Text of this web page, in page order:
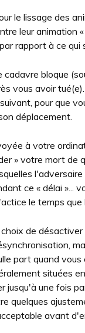
le lissage des
leur animation
rapport à ce qui
cadavre bloque
vous avoir
pour que
déplacement.
à votre
» votre mort de
ce « délai »...
le temps
de
part quand
situées
jusqu'à une fois
quelques
avant